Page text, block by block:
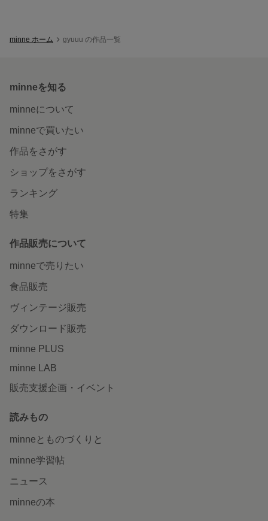
minne ホーム gyuuu の作品一覧
minneを知る
minneについて
minneで買いたい
作品をさがす
ショップをさがす
ランキング
特集
作品販売について
minneで売りたい
食品販売
ヴィンテージ販売
ダウンロード販売
minne PLUS
minne LAB
販売支援企画・イベント
読みもの
minneとものづくりと
minne学習帖
ニュース
minneの本